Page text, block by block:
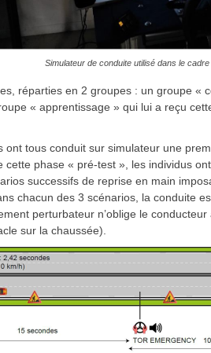
Simulateur de conduite utilisé dans le
réparties en 2 groupes : un groupe «
« apprentissage » qui lui a reçu
ont tous conduit sur simulateur une
cette phase « pré-test », les individus
successifs de reprise en main
chacun des 3 scénarios, la conduite
perturbateur n’oblige le
sur la chaussée).